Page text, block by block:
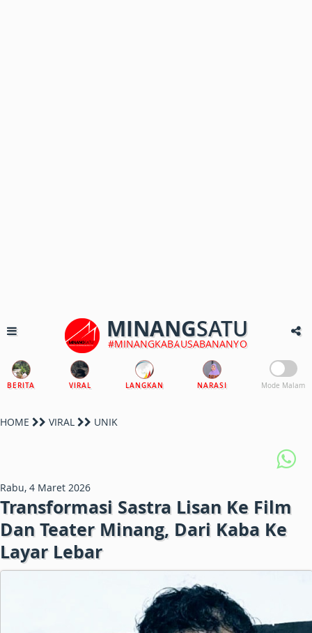
MINANGSATU
#MINANGKABAUSABANANYO
BERITA VIRAL LANGKAN NARASI Mode Malam
HOME VIRAL UNIK
Rabu, 4 Maret 2026
Transformasi Sastra Lisan Ke Film
Dan Teater Minang, Dari Kaba Ke
Layar Lebar